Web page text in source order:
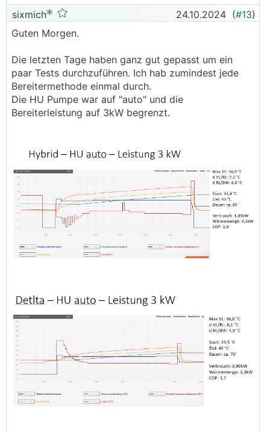
sixmich 24.10.2024 (#13)
Guten Morgen.
Die letzten Tage haben ganz gut gepasst um ein
paar Tests durchzuführen. Ich hab zumindest jede
Bereitermethode einmal durch.
Die HU Pumpe war auf "auto" und die
Bereiterleistung auf 3kW begrenzt.